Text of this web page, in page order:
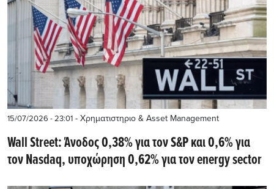
15/07/2026 - 23:01 - Χρηματιστηριο & Asset Management
Wall Street: Άνοδος 0,38% για τον S&P και 0,6% για
τον Nasdaq, υποχώρηση 0,62% για τον energy sector